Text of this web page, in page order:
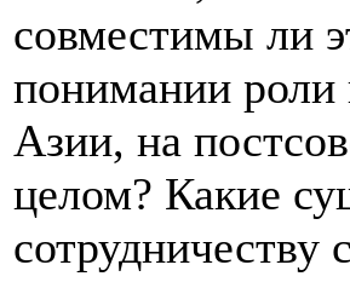
совместимы ли
понимании роли
Азии, на
целом? Какие
сотрудничеству